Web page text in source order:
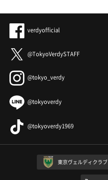
verdyofficial
@TokyoVerdySTAFF
@tokyo_verdy
@tokyoverdy
@tokyoverdy1969
東京ヴェルディクラブ